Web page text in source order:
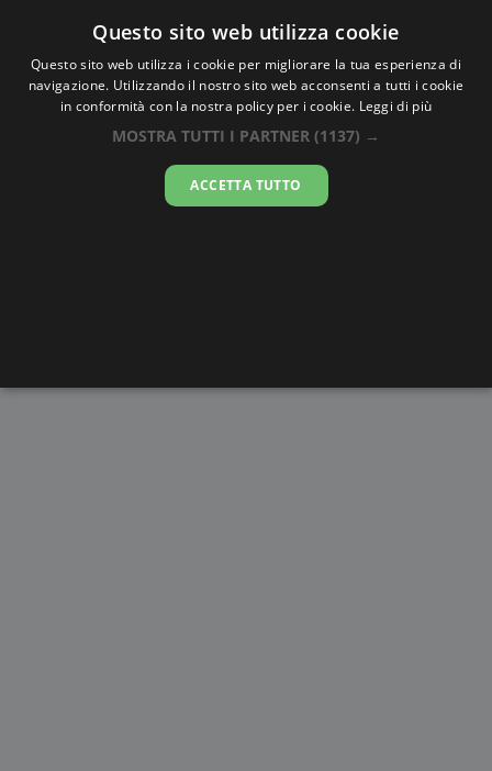
Oraesatta.co
Ora EsattaLutsk
02:48:31
Questo sito web utilizza cookie
Questo sito web utilizza i cookie per migliorare la tua esperienza di
navigazione. Utilizzando il nostro sito web acconsenti a tutti i cookie
in conformità con la nostra policy per i cookie. Leggi di più
MOSTRA TUTTI I PARTNER (1137) →
ACCETTA TUTTO